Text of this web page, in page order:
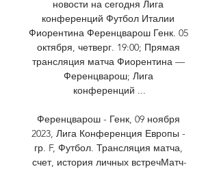
новости на сегодня Лига
конференций Футбол Италии
Фиорентина Ференцварош Генк. 05
октября, четверг. 19:00; Прямая
трансляция матча Фиорентина —
Ференцварош; Лига
конференций ...
Ференцварош - Генк, 09 ноября
2023, Лига Конференция Европы -
гр. F, Футбол. Трансляция матча,
счет, история личных встречМатч-